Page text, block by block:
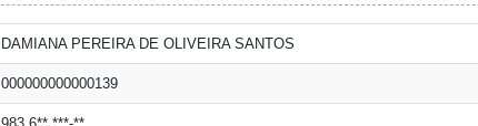
DAMIANA PEREIRA DE OLIVEIRA SANTOS
000000000000139